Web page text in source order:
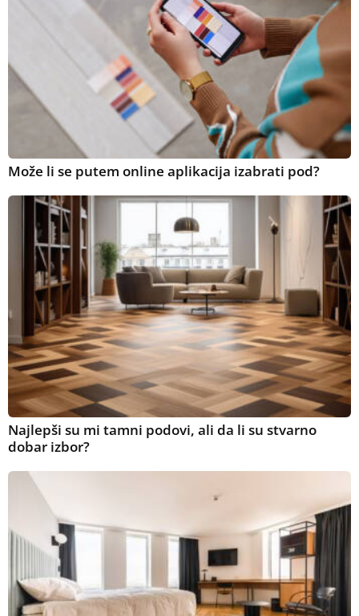
Može li se putem online aplikacija izabrati pod?
Najlepši su mi tamni podovi, ali da li su stvarno
dobar izbor?